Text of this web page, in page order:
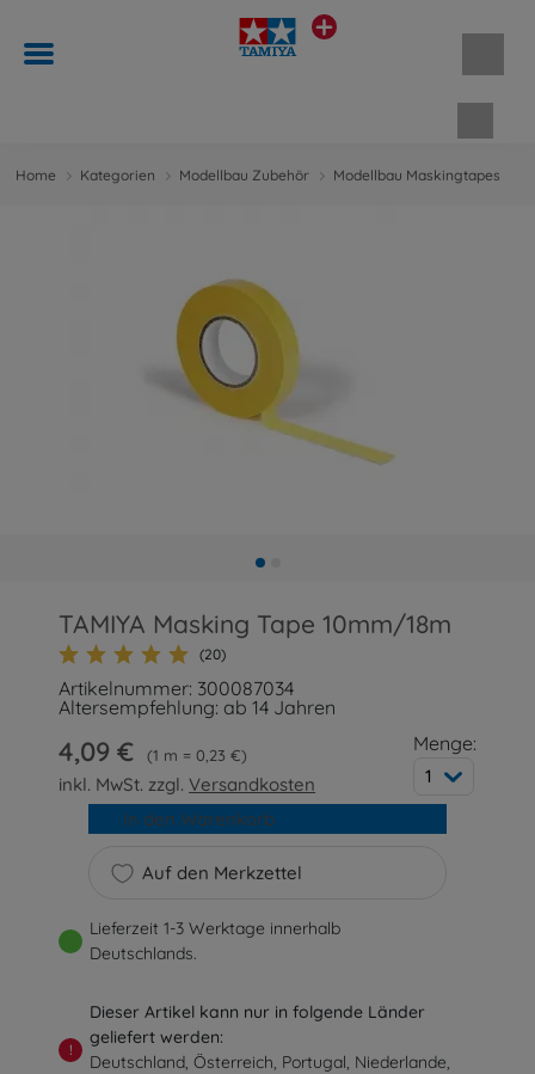
Home Kategorien Modellbau Zubehör Modellbau Maskingtapes
TAMIYA Masking Tape 10mm/18m
(20)
Artikelnummer: 300087034
Altersempfehlung: ab 14 Jahren
4,09 € 1 m = 0,23 €
inkl. MwSt. zzgl.Versandkosten
Menge:
1
Auf den Merkzettel
In den Warenkorb
Lieferzeit 1-3 Werktage innerhalb
Deutschlands.
!
Dieser Artikel kann nur in folgende Länder
geliefert werden:
Deutschland, Österreich, Portugal, Niederlande,